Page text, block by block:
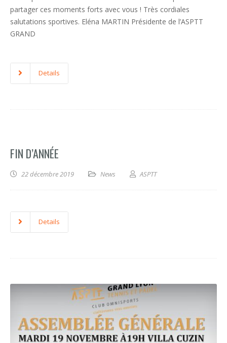
partager ces moments forts avec vous ! Très cordiales
salutations sportives. Eléna MARTIN Présidente de l’ASPTT
GRAND
Details
FIN D’ANNÉE
22 décembre 2019 News ASPTT
Details